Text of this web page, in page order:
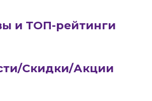
и ТОП-рейтинги
Скидки/Акции